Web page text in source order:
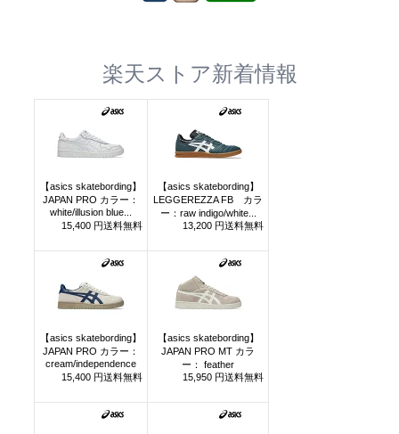
楽天ストア新着情報